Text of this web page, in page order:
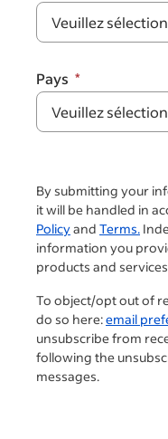
Pays
By submitting your
it will be handled in
Policyand Terms.
information you
products and
To object/opt out of
do so here:email
unsubscribe from
following the
messages.